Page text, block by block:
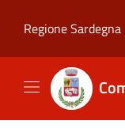
Regione Sardegna